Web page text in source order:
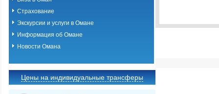
Страхование
Экскурсии и услуги в Омане
Информация об Омане
Новости Омана
Цены на индивидуальные трансферы